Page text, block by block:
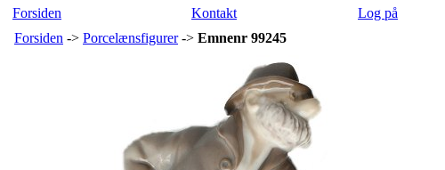
Forsiden Kontakt Log på
Forsiden -> Porcelænsfigurer-> Emnenr 99245